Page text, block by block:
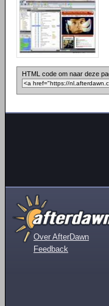
HTML code om naar deze
Over AfterDawn
Feedback